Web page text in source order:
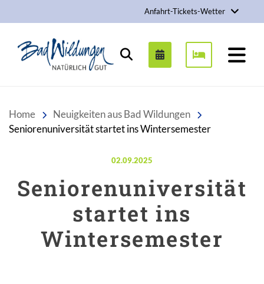
Anfahrt-Tickets-Wetter
Stadt Bad Wildungen
Suchen
Home
Neuigkeiten aus Bad Wildungen
Seniorenuniversität startet ins Wintersemester
Veröffentlicht am:
02.09.2025
Seniorenuniversität
startet ins
Wintersemester